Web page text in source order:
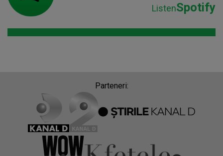
ListenSpotify
Parteneri: